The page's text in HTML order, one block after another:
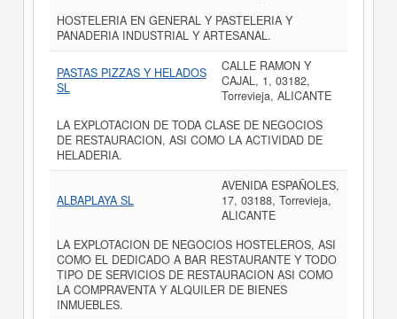
HOSTELERIA EN GENERAL Y PASTELERIA Y
PANADERIA INDUSTRIAL Y ARTESANAL.
PASTAS PIZZAS Y HELADOS
SL
CALLE RAMON Y
CAJAL, 1, 03182,
Torrevieja, ALICANTE
LA EXPLOTACION DE TODA CLASE DE NEGOCIOS
DE RESTAURACION, ASI COMO LA ACTIVIDAD DE
HELADERIA.
ALBAPLAYA SL
AVENIDA ESPAÑOLES,
17, 03188, Torrevieja,
ALICANTE
LA EXPLOTACION DE NEGOCIOS HOSTELEROS, ASI
COMO EL DEDICADO A BAR RESTAURANTE Y TODO
TIPO DE SERVICIOS DE RESTAURACION ASI COMO
LA COMPRAVENTA Y ALQUILER DE BIENES
INMUEBLES.